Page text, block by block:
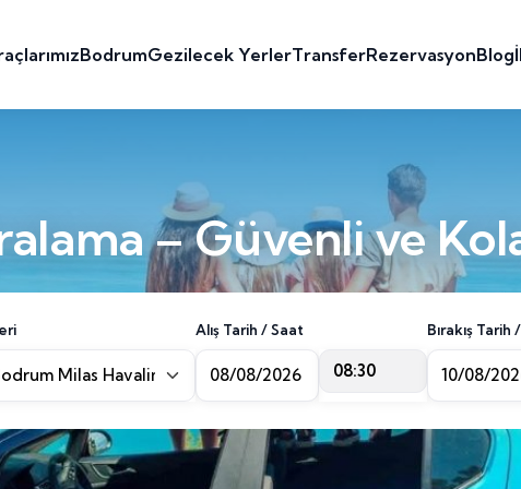
BodrumGezilecek YerlerTransferRezervasyonBlog
– Güvenli ve
Milas Havalimanı [BJV]
Alış Tarih / Saat
08:30
Bırakış Tarih